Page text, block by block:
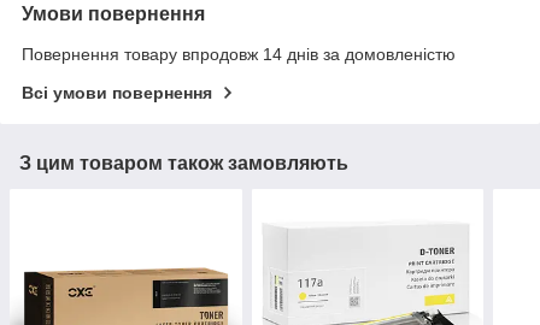
Умови повернення
Повернення товару впродовж 14 днів за домовленістю
Всі умови повернення
З цим товаром також замовляють